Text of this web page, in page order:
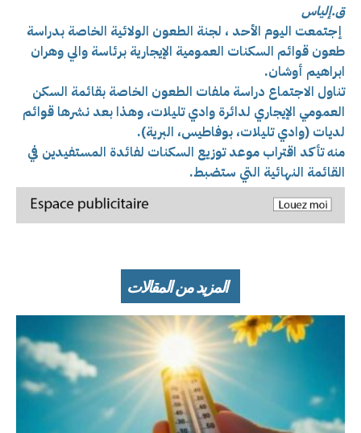
ق.إلياس
إجتمعت اليوم الأحد ، لجنة الطعون الولائية الخاصة بدراسة
طعون قوائم السكنات العمومية الإيجارية برئاسة والي وهران
ابراهيم أوشان.
تناول الاجتماع دراسة ملفات الطعون الخاصة بقائمة السكن
العمومي الإيجاري لدائرة وادي تليلات، وهذا بعد نشرها قوائم
لديات (وادي تليلات، بوفاطيس، البرية).
منه تأكد اقتراب موعد توزيع السكنات لفائدة المستفيدين في
القائمة النهائية التي ستضبط.
المزيد من المقالات